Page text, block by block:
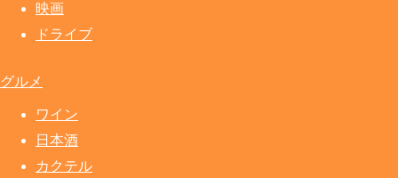
映画
ドライブ
グルメ
ワイン
日本酒
カクテル